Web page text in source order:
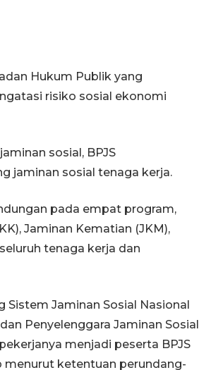
Hukum Publik yang
risiko sosial ekonomi
sosial, BPJS
jaminan sosial tenaga kerja.
pada empat program,
Jaminan Kematian (JKM),
tenaga kerja dan
Jaminan Sosial Nasional
Penyelenggara Jaminan Sosial
menjadi peserta BPJS
menurut ketentuan perundang-